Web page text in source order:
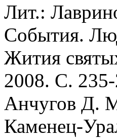
Лит.:
События.
Жития
2008. С.
Анчугов Д.
Каменец-